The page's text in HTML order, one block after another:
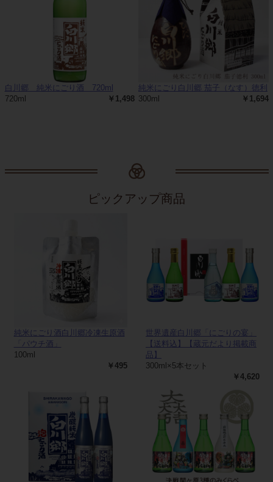
白川郷 純米にごり酒 720ml
720ml
￥1,498
純米にごり白川郷 茄子（なす）徳利
300ml
￥1,694
ピックアップ商品
純米にごり酒白川郷冷凍生原酒
「パウチ酒」
100ml
￥495
世界遺産白川郷「にごりの宴」
【送料込】【蔵元だより掲載商
品】
300ml×5本セット
￥4,620